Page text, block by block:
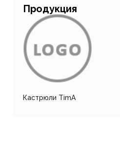
Продукция
Кастрюли TimA